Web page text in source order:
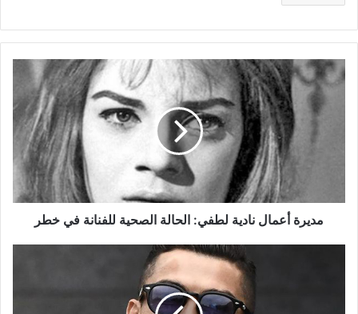
مديرة
أعمال
لطفي:
خطر
مديرة أعمال نادية لطفي: الحالة الصحية للفنانة في خطر